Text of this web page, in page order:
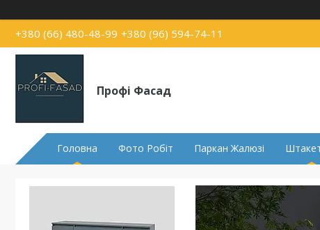
+380 (66) 480-48-99 +380 (96) 594-74-11
Профі Фасад
Головна Фото Робіт Паркан Жалюзі